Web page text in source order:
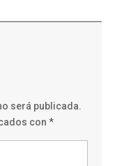
será publicada.
con*